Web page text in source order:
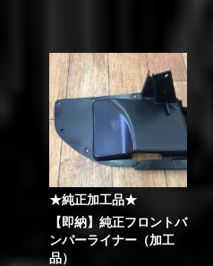
★純正加工品★
【即納】純正フロントバ
ンパーライナー（加工
品）